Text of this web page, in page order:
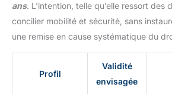
ans. L’intention, telle qu’elle ressort des
concilier mobilité et sécurité, sans
une remise en cause systématique du
Profil
Validité
envisagée